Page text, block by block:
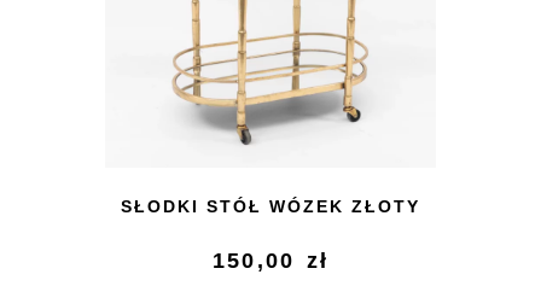
SŁODKI STÓŁ WÓZEK ZŁOTY
150,00 zł